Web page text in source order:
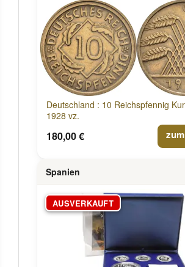
Deutschland : 10 Reichspfennig
1928 vz.
180,00 €
Spanien
AUSVERKAUFT